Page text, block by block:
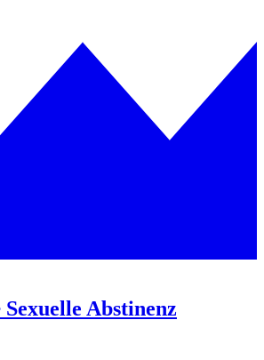
Sexuelle Abstinenz